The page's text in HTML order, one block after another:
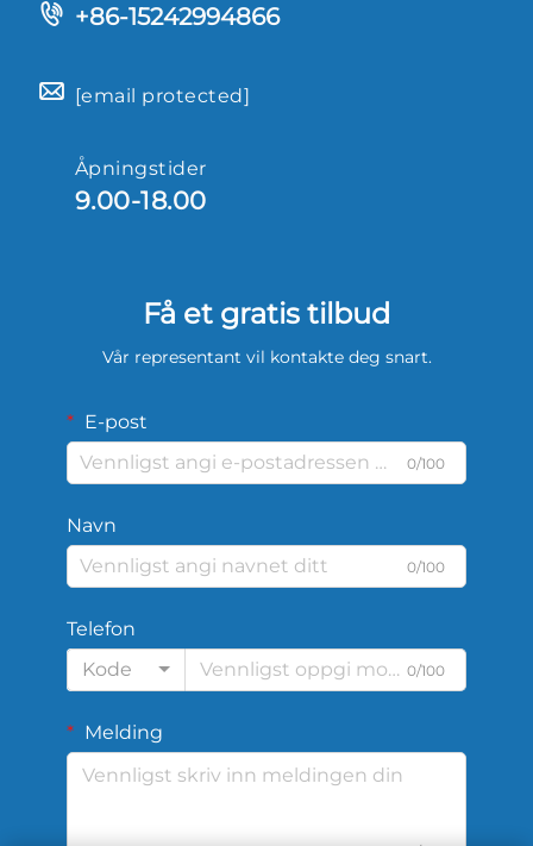
+86-15242994866
[email protected]
Åpningstider
9.00-18.00
Få et gratis tilbud
Vår representant vil kontakte deg snart.
E-post
0/100
Navn
0/100
Telefon
Kode
0/100
Melding